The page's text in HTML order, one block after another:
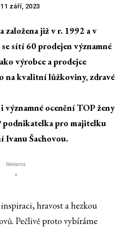
11 září, 2023
již v r. 1992 a v
se sítí 60 prodejen významné
výrobce a prodejce
na kvalitní lůžkoviny, zdravé
významné ocenění TOP ženy
podnikatelka pro majitelku
Ivanu Šachovou.
Reklama
'
hravost a hezkou
Pečlivě proto vybíráme